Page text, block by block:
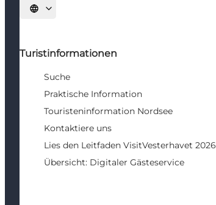
Sprache auswählen
Turistinformationen
Suche
Praktische Information
Touristeninformation Nordsee
Kontaktiere uns
Lies den Leitfaden VisitVesterhavet 2026
Übersicht: Digitaler Gästeservice